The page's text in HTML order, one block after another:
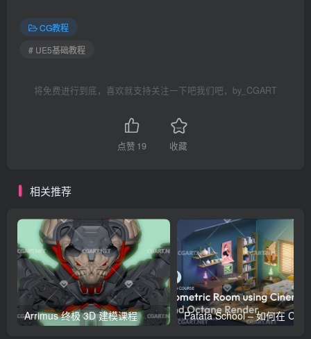
CG教程
# UE5基础教程
将免费进行到底，喜欢就支持关注一下吧我们吧，by_CGART
点赞 19 收藏
相关推荐
Arrimus 终极 3D 建模课程